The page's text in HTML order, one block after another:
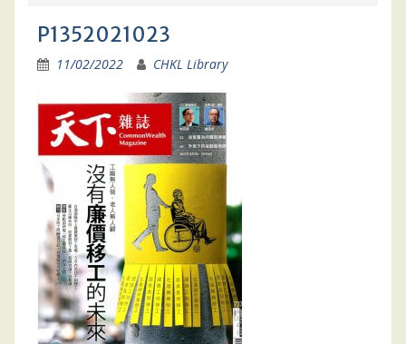
P1352021023
11/02/2022 CHKL Library